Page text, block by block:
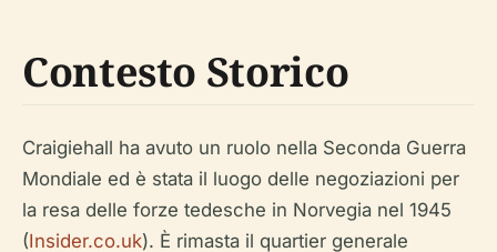
Contesto Storico
Craigiehall ha avuto un ruolo nella Seconda Guerra
Mondiale ed è stata il luogo delle negoziazioni per
la resa delle forze tedesche in Norvegia nel 1945
(Insider.co.uk). È rimasta il quartier generale